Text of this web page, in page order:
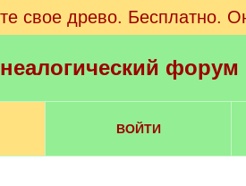
свое древо. Бесплатно.
ВОЙТИ